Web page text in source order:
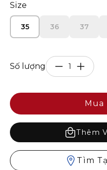
Size
35 36 37
Số lượng
Mua
Thêm
Tìm